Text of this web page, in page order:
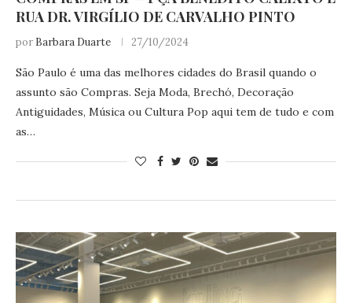
RUA DR. VIRGÍLIO DE CARVALHO PINTO
por Barbara Duarte 27/10/2024
São Paulo é uma das melhores cidades do Brasil quando o
assunto são Compras. Seja Moda, Brechó, Decoração
Antiguidades, Música ou Cultura Pop aqui tem de tudo e com
as…